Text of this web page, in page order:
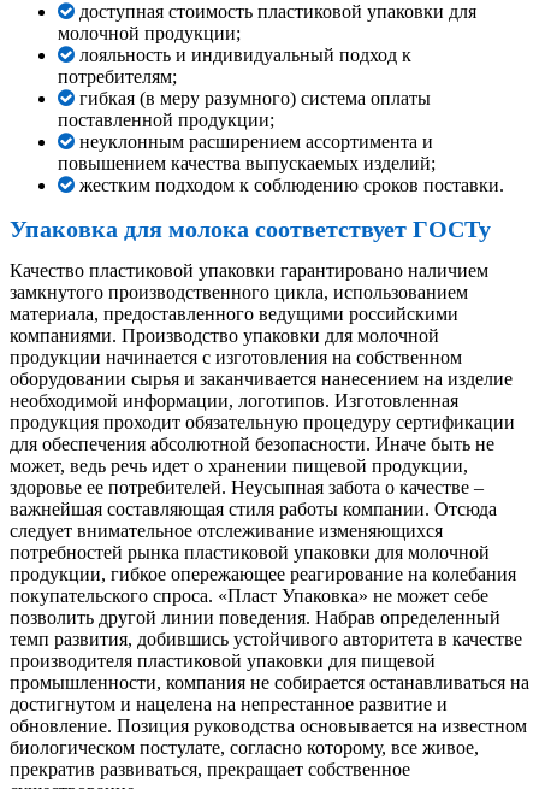
доступная стоимость пластиковой упаковки для
молочной продукции;
лояльность и индивидуальный подход к
потребителям;
гибкая (в меру разумного) система оплаты
поставленной продукции;
неуклонным расширением ассортимента и
повышением качества выпускаемых изделий;
жестким подходом к соблюдению сроков поставки.
Упаковка для молока соответствует ГОСТу
Качество пластиковой упаковки гарантировано наличием
замкнутого производственного цикла, использованием
материала, предоставленного ведущими российскими
компаниями. Производство упаковки для молочной
продукции начинается с изготовления на собственном
оборудовании сырья и заканчивается нанесением на изделие
необходимой информации, логотипов. Изготовленная
продукция проходит обязательную процедуру сертификации
для обеспечения абсолютной безопасности. Иначе быть не
может, ведь речь идет о хранении пищевой продукции,
здоровье ее потребителей. Неусыпная забота о качестве –
важнейшая составляющая стиля работы компании. Отсюда
следует внимательное отслеживание изменяющихся
потребностей рынка пластиковой упаковки для молочной
продукции, гибкое опережающее реагирование на колебания
покупательского спроса. «Пласт Упаковка» не может себе
позволить другой линии поведения. Набрав определенный
темп развития, добившись устойчивого авторитета в качестве
производителя пластиковой упаковки для пищевой
промышленности, компания не собирается останавливаться на
достигнутом и нацелена на непрестанное развитие и
обновление. Позиция руководства основывается на известном
биологическом постулате, согласно которому, все живое,
прекратив развиваться, прекращает собственное